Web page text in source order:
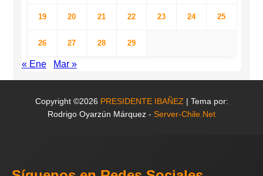
19 20 21 22 23 24 25
26 27 28 29
« Ene Mar »
Copyright ©2026 PRESIDENTE IBAÑEZ | Tema por:
Rodrigo Oyarzún Márquez - Server-Chile.Net